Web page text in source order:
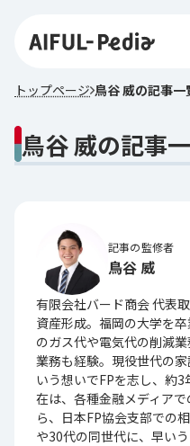
トップページ 鳥谷 威の記事一
鳥谷 威の記事
記事の監修者
鳥谷 威
有限会社バード商会 代表
資産形成。福岡の大学を
のガス代や電気代の削減
業務も経験。現役世代の
いう想いでFPを志し、約
在は、各種金融メディア
ら、日本FP協会支部での
や30代の同世代に、早い